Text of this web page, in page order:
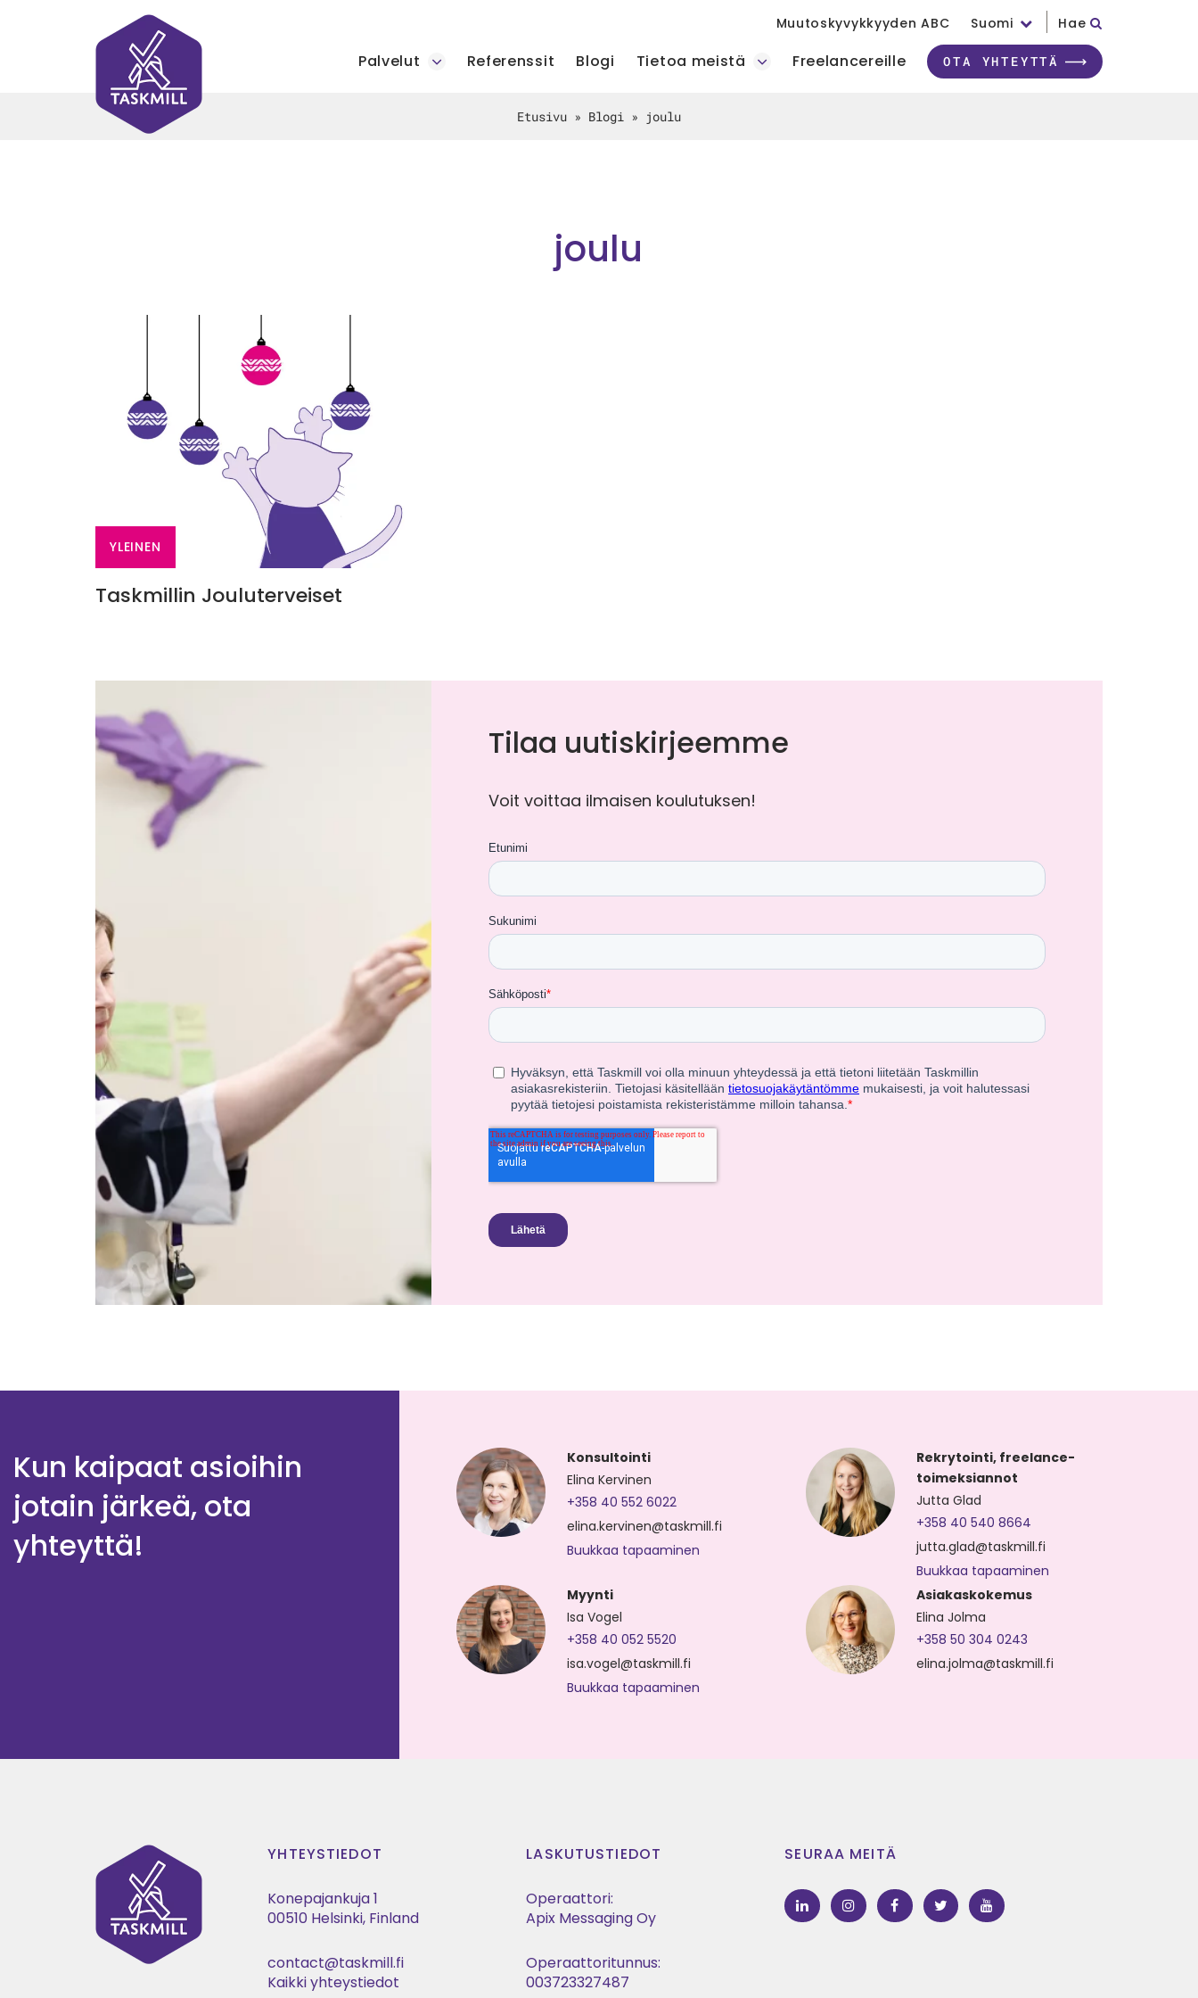
Muutoskyvykkyyden ABC Suomi Hae
Palvelut Referenssit Blogi Tietoa meistä Freelancereille OTA YHTEYTTÄ
Etusivu» Blogi» joulu
joulu
YLEINEN
Taskmillin Jouluterveiset
Tilaa uutiskirjeemme
Voit voittaa ilmaisen koulutuksen!
Kun kaipaat asioihin
jotain järkeä, ota
yhteyttä!
Konsultointi
Elina Kervinen
+358 40 552 6022
elina.kervinen@taskmill.fi
Buukkaa tapaaminen
Rekrytointi, freelance-
toimeksiannot
Jutta Glad
+358 40 540 8664
jutta.glad@taskmill.fi
Buukkaa tapaaminen
Myynti
Isa Vogel
+358 40 052 5520
isa.vogel@taskmill.fi
Buukkaa tapaaminen
Asiakaskokemus
Elina Jolma
+358 50 304 0243
elina.jolma@taskmill.fi
YHTEYSTIEDOT
Konepajankuja 1
00510 Helsinki, Finland
contact@taskmill.fi
Kaikki yhteystiedot
LASKUTUSTIEDOT
Operaattori:
Apix Messaging Oy
Operaattoritunnus:
003723327487
SEURAA MEITÄ
LinkedInInstagramFacebookTwitter Youtube